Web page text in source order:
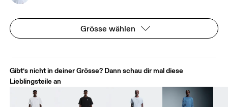
Grösse wählen
Gibt‘s nicht in deiner Grösse? Dann schau dir mal diese
Lieblingsteile an